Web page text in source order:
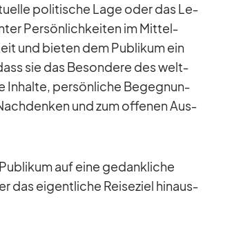
po­li­ti­sche Lage oder das Le­
Per­sön­lich­kei­ten im Mit­tel­
und bie­ten dem Pu­bli­kum ein
sie das Be­son­dere des welt­
In­halte, per­sön­li­che Be­geg­nun­
und zum of­fe­nen Aus­
auf eine ge­dank­li­che
das ei­gent­li­che Rei­se­ziel hin­aus­